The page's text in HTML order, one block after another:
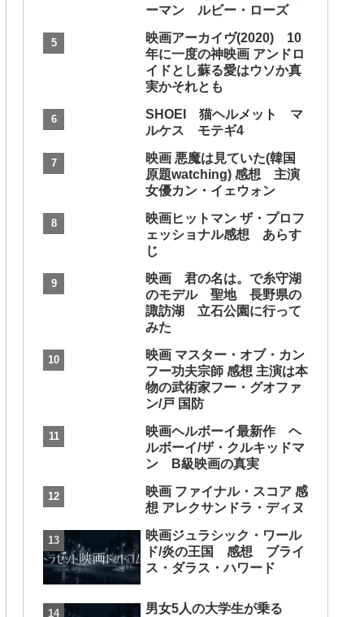
ーマン ルビー・ローズ
映画アーカイヴ(2020) 10
年に一度の神映画 アンドロ
イドとし蘇る愛はウソか真
実かそれとも
SHOEI 猫ヘルメット マ
ルケス モテギ4
映画 悪魔は見ていた(韓国
原題watching) 感想 主演
女優カン・イェウォン
映画ヒットマン ザ・プロフ
ェッショナル感想 あらす
じ
映画 君の名は。で糸守湖
のモデル 聖地 長野県の
諏訪湖 立石公園に行って
みた
映画 マスター・オブ・カン
フー功夫宗師 感想 主演は本
物の武術家フー・グオファ
ン/戸 国防
映画ヘルボーイ最新作 ヘ
ルボーイ/ザ・クルキッドマ
ン B級映画の真実
映画 ファイナル・スコア 感
想 アレクサンドラ・ディヌ
映画ジュラシック・ワール
ド/炎の王国 感想 ブライ
ス・ダラス・ハワード
男女5人の大学生が乗る